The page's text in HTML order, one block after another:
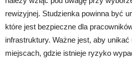
rewizyjnej. Studzienka powinna być
które jest bezpieczne dla
infrastruktury. Ważne jest, aby
miejscach, gdzie istnieje ryzyko